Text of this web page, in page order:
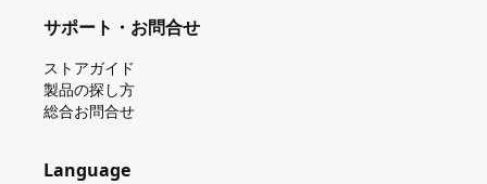
サポート・お問合せ
ストアガイド
製品の探し⽅
総合お問合せ
Language